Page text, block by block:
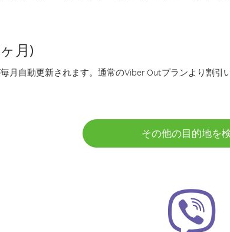
月)
月自動更新されます。通常のViber Outプランより割引
その他の目的地を